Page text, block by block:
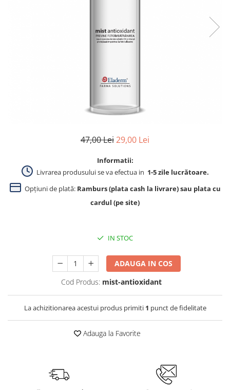
47,00 Lei29,00 Lei
Informatii:
Livrarea produsului se va efectua in 1-5 zile lucrătoare.
Opțiuni de plată: Ramburs (plata cash la livrare) sau plata cu
cardul (pe site)
IN STOC
ADAUGA IN COS
Cod Produs: mist-antioxidant
La achizitionarea acestui produs primiti 1 punct de fidelitate
Adauga la Favorite